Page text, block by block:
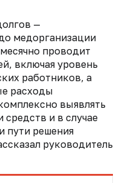
—
медорганизации
проводит
включая уровень
работников, а
расходы
выявлять
средств и в случае
пути решения
руководитель